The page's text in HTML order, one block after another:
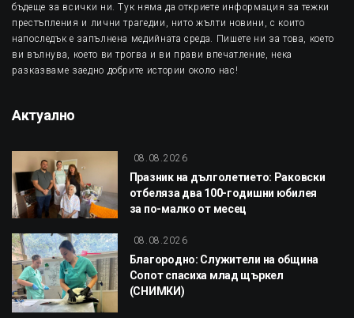
бъдеще за всички ни. Тук няма да откриете информация за тежки
престъпления и лични трагедии, нито жълти новини, с които
напоследък е запълнена медийната среда. Пишете ни за това, което
ви вълнува, което ви трогва и ви прави впечатление, нека
разказваме заедно добрите истории около нас!
Актуално
08.08.2026
Празник на дълголетието: Раковски
отбеляза два 100-годишни юбилея
за по-малко от месец
08.08.2026
Благородно: Служители на община
Сопот спасиха млад щъркел
(СНИМКИ)